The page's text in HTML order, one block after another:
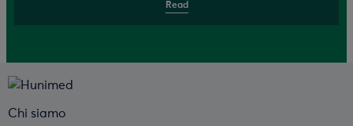
Read
Chi siamo